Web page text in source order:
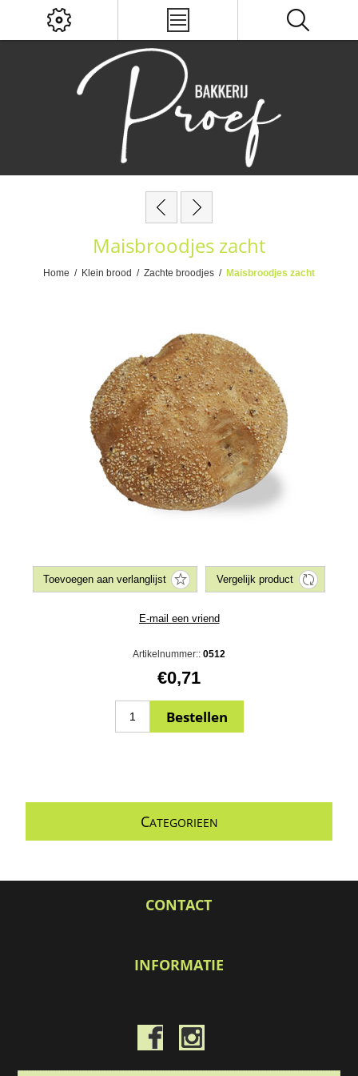
Maisbroodjes zacht
Home / Klein brood / Zachte broodjes / Maisbroodjes zacht
Artikelnummer:: 0512
€0,71
CATEGORIEEN
CONTACT
INFORMATIE